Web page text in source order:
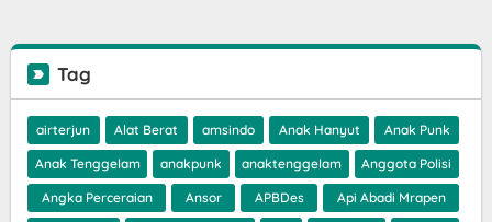
Tag
airterjun Alat Berat amsindo Anak Hanyut Anak Punk
Anak Tenggelam anakpunk anaktenggelam Anggota Polisi
Angka Perceraian Ansor APBDes Api Abadi Mrapen